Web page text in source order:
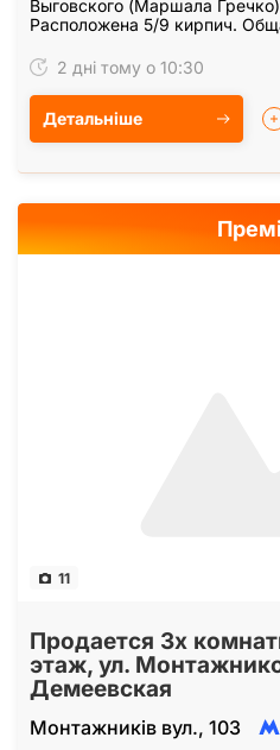
Выговского (Маршала
Расположена 5/9 кирпич.
2 дні тому о 10:30
Детальніше
11
Продается 3х
этаж, ул.
Демеевская
Монтажників вул., 103